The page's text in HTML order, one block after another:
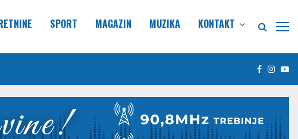
SPORT MAGAZIN MUZIKA KONTAKT
Facebook